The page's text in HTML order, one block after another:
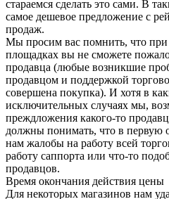
стараемся сделать это сами. В
самое дешевое предложение с
продаж.
Мы просим вас помнить, что при
площадках вы не сможете
продавца (любые возникшие
продавцом и поддержкой
совершена покупка). И хотя в
исключительных случаях мы,
преждложения какого-то
должны понимать, что в первую
нам жалобы на работу всей
работу саппорта или что-то
продавцов.
Время окончания действия цены
Для некоторых магазинов нам